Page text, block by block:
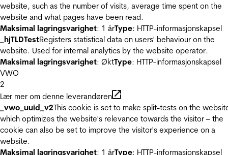
website, such as the number of visits, average time spent on the
website and what pages have been read.
Maksimal lagringsvarighet: 1 årType: HTTP-informasjonskapsel
_hjTLDTestRegisters statistical data on users' behaviour on the
website. Used for internal analytics by the website operator.
Maksimal lagringsvarighet: ØktType: HTTP-informasjonskapsel
VWO
2
Lær mer om denne leverandøren
_vwo_uuid_v2This cookie is set to make split-tests on the
which optimizes the website's relevance towards the visitor – the
cookie can also be set to improve the visitor's experience on a
website.
Maksimal lagringsvarighet: 1 årType: HTTP-informasjonskapsel